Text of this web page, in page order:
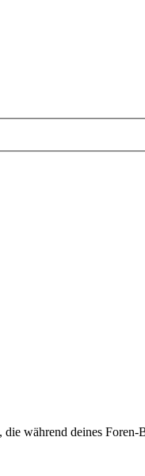
während deines Foren-